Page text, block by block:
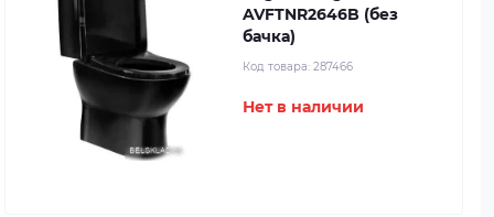
AVFTNR2646B (без
бачка)
Код товара: 287466
Нет в наличии